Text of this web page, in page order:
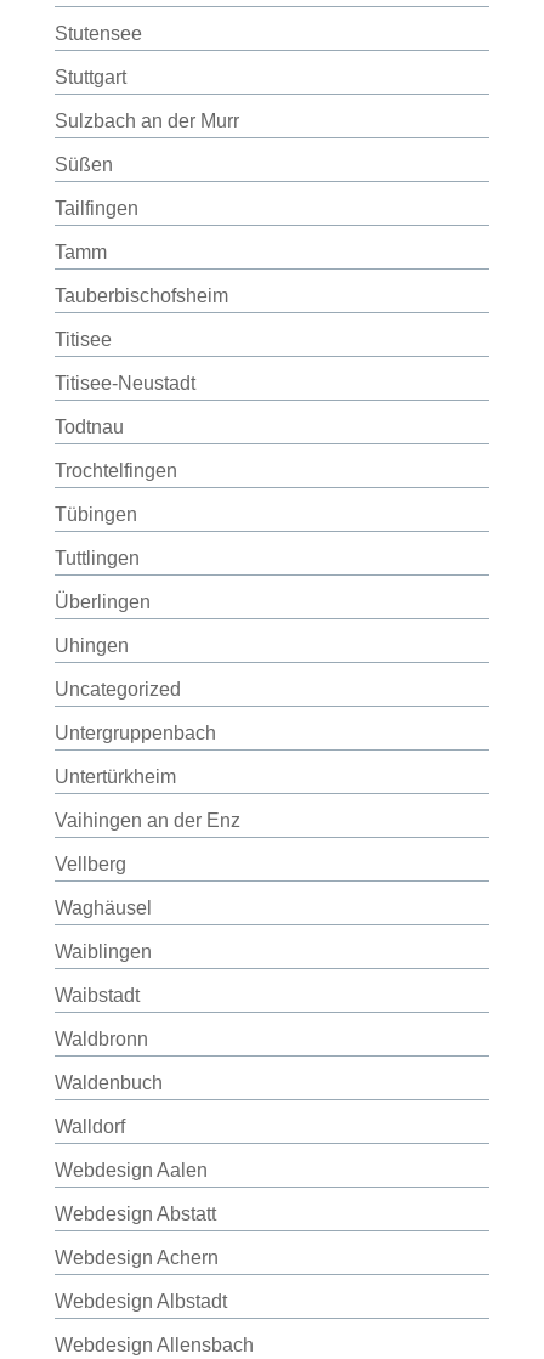
Stutensee
Stuttgart
Sulzbach an der Murr
Süßen
Tailfingen
Tamm
Tauberbischofsheim
Titisee
Titisee-Neustadt
Todtnau
Trochtelfingen
Tübingen
Tuttlingen
Überlingen
Uhingen
Uncategorized
Untergruppenbach
Untertürkheim
Vaihingen an der Enz
Vellberg
Waghäusel
Waiblingen
Waibstadt
Waldbronn
Waldenbuch
Walldorf
Webdesign Aalen
Webdesign Abstatt
Webdesign Achern
Webdesign Albstadt
Webdesign Allensbach